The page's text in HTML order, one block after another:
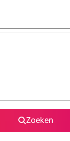
beschikbaar
Zoeken